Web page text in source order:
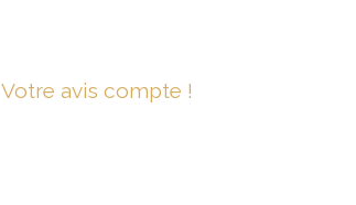
Votre avis compte !